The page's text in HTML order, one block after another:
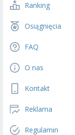
Ranking
Osiągnięcia
FAQ
O nas
Kontakt
Reklama
Regulamin